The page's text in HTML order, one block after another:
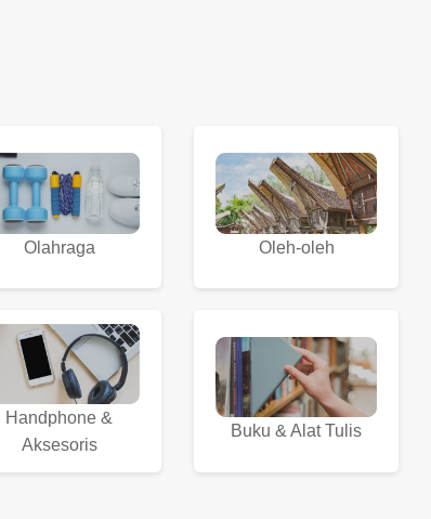
Olahraga Oleh-oleh
Handphone &
Aksesoris
Buku & Alat Tulis